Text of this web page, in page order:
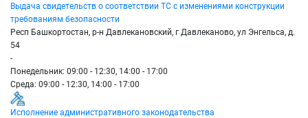
Выдача свидетельств о соответствии ТС с изменениями конструкции
требованиям безопасности
Респ Башкортостан, р-н Давлекановский, г Давлеканово, ул Энгельса, д.
54
-
Понедельник: 09:00 - 12:30, 14:00 - 17:00
Среда: 09:00 - 12:30, 14:00 - 17:00
Исполнение административного законодательства